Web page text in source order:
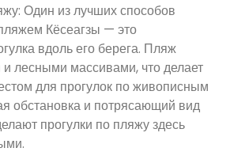
Один из лучших способов
Кёсеагзы — это
вдоль его берега. Пляж
лесными массивами, что делает
для прогулок по живописным
обстановка и потрясающий вид
прогулки по пляжу здесь